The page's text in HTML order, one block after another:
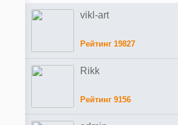
vikl-art
Рейтинг 19827
Rikk
Рейтинг 9156